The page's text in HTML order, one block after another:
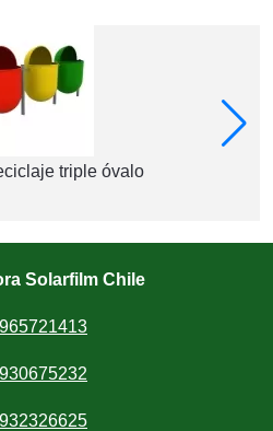
triple óvalo
Solarfilm Chile